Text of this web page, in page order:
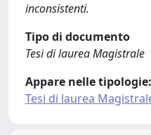
inconsistenti.
Tipo di documento
Tesi di laurea Magistrale
Appare nelle tipologie:
Tesi di laurea